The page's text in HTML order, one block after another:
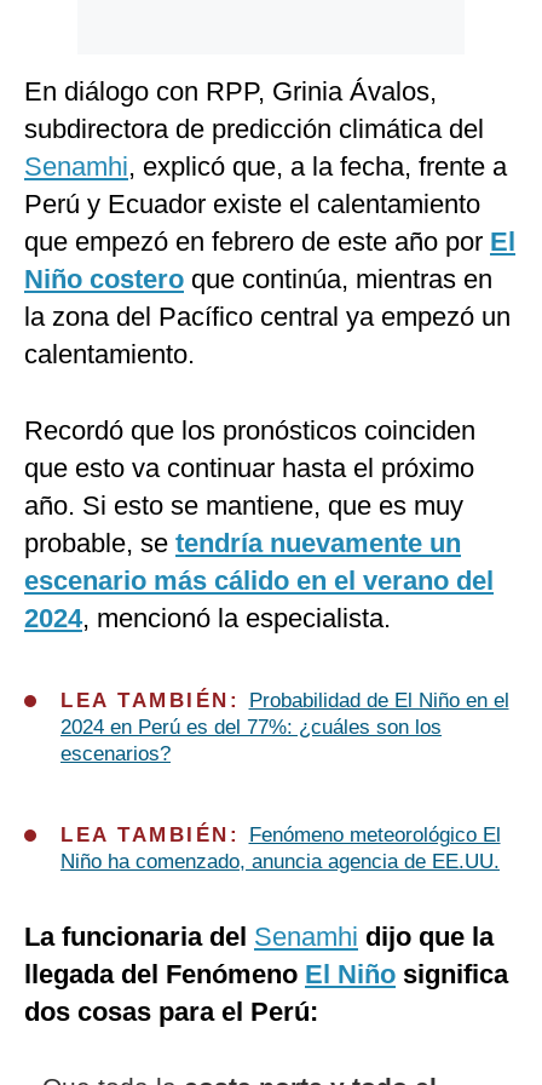
En diálogo con RPP, Grinia Ávalos,
subdirectora de predicción climática del
Senamhi, explicó que, a la fecha, frente a
Perú y Ecuador existe el calentamiento
que empezó en febrero de este año por El
Niño costero que continúa, mientras en
la zona del Pacífico central ya empezó un
calentamiento.
Recordó que los pronósticos coinciden
que esto va continuar hasta el próximo
año. Si esto se mantiene, que es muy
probable, se tendría nuevamente un
escenario más cálido en el verano del
2024, mencionó la especialista.
LEA TAMBIÉN:
Probabilidad de El Niño en el
2024 en Perú es del 77%: ¿cuáles son los
escenarios?
LEA TAMBIÉN:
Fenómeno meteorológico El
Niño ha comenzado, anuncia agencia de EE.UU.
La funcionaria del Senamhi dijo que la
llegada del Fenómeno El Niño significa
dos cosas para el Perú: